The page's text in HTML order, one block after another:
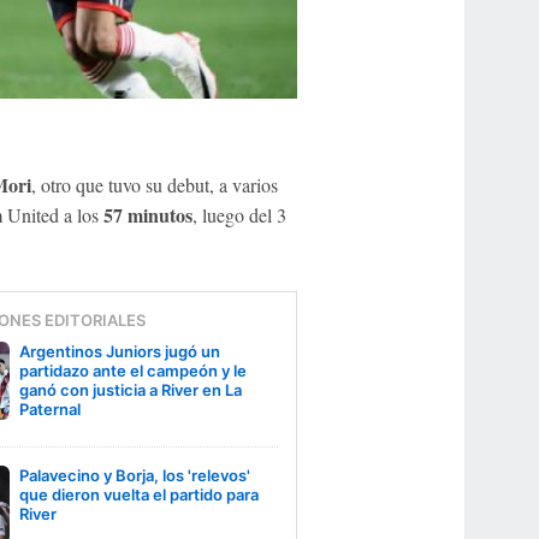
, otro que tuvo su debut, a varios
United a los57 minutos, luego del 3
EDITORIALES
Argentinos Juniors jugó un
partidazo ante el campeón y le
ganó con justicia a River en La
Paternal
Palavecino y Borja, los 'relevos'
que dieron vuelta el partido para
River